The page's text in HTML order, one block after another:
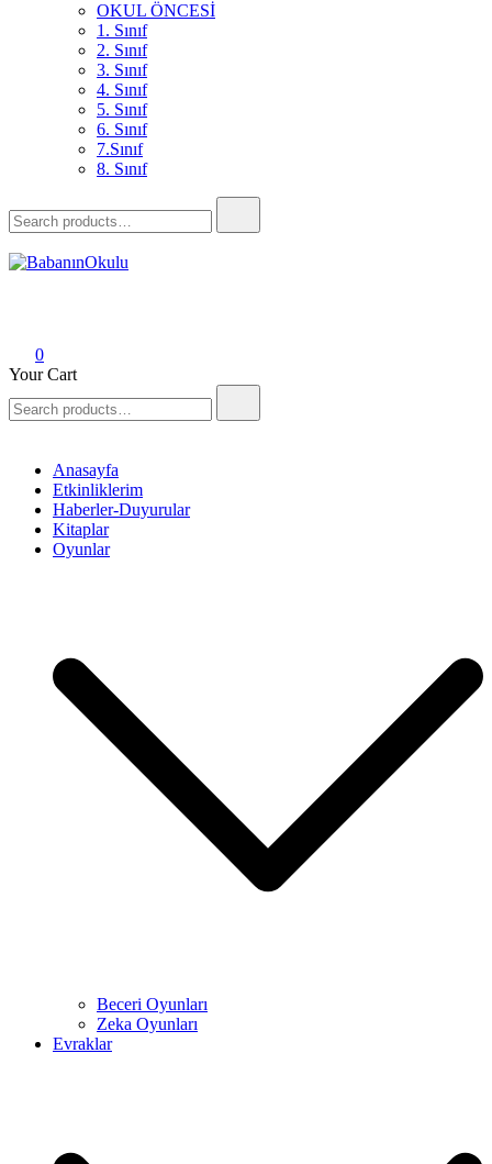
OKUL ÖNCESİ
1. Sınıf
2. Sınıf
3. Sınıf
4. Sınıf
5. Sınıf
6. Sınıf
7.Sınıf
8. Sınıf
0
Your Cart
Anasayfa
Etkinliklerim
Haberler-Duyurular
Kitaplar
Oyunlar
Beceri Oyunları
Zeka Oyunları
Evraklar